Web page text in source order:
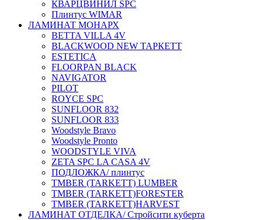
КВАРЦВИНИЛ SPC
Плинтус WIMAR
ЛАМИНАТ МОНАРХ
BETTA VILLA 4V
BLACKWOOD NEW ТАРКЕТТ
ESTETICA
FLOORPAN BLACK
NAVIGATOR
PILOT
ROYCE SPC
SUNFLOOR 832
SUNFLOOR 833
Woodstyle Bravo
Woodstyle Pronto
WOODSTYLE VIVA
ZETA SPC LA CASA 4V
ПОДЛОЖКА/ плинтус
ТMBER (TARKETT) LUMBER
ТMBER (TARKETT)FORESTER
ТMBER (TARKETT)HARVEST
ЛАМИНАТ ОТДЕЛКА/ Стройсити куберта